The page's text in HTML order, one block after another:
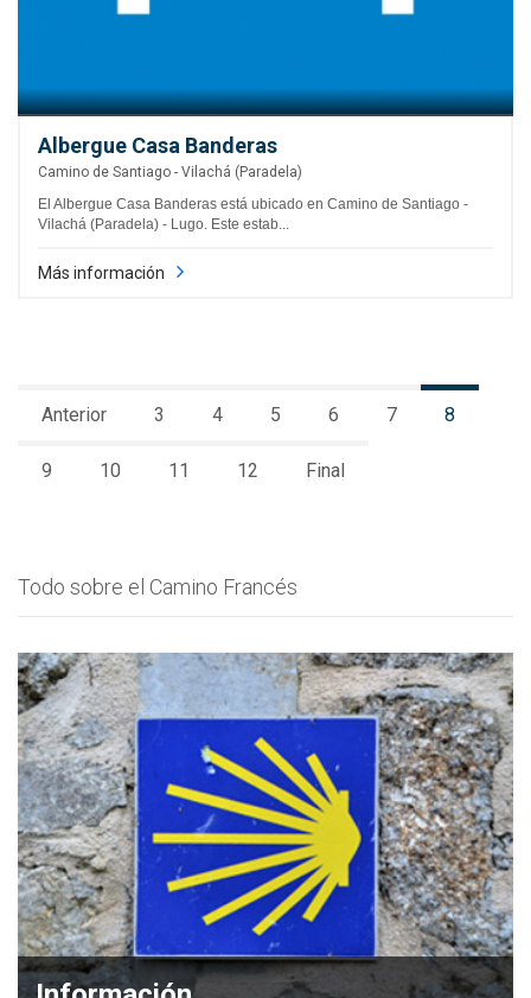
Albergue Casa Banderas
Camino de Santiago - Vilachá (Paradela)
El Albergue Casa Banderas está ubicado en Camino de Santiago -
Vilachá (Paradela) - Lugo. Este estab...
Más información
Anterior 3 4 5 6 7 8
9 10 11 12 Final
Todo sobre el Camino Francés